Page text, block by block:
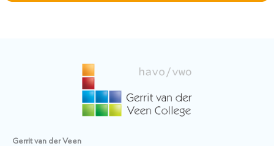
Gerrit van der Veen